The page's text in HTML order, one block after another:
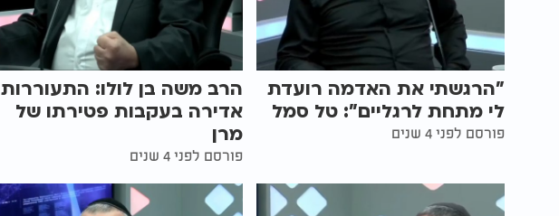
"הרגשתי את האדמה רועדת
לי מתחת לרגליים": טל סמל
פורסם לפני 4 שנים
הרב משה בן לולו: התעוררות
אדירה בעקבות פטירתו של
מרן
פורסם לפני 4 שנים